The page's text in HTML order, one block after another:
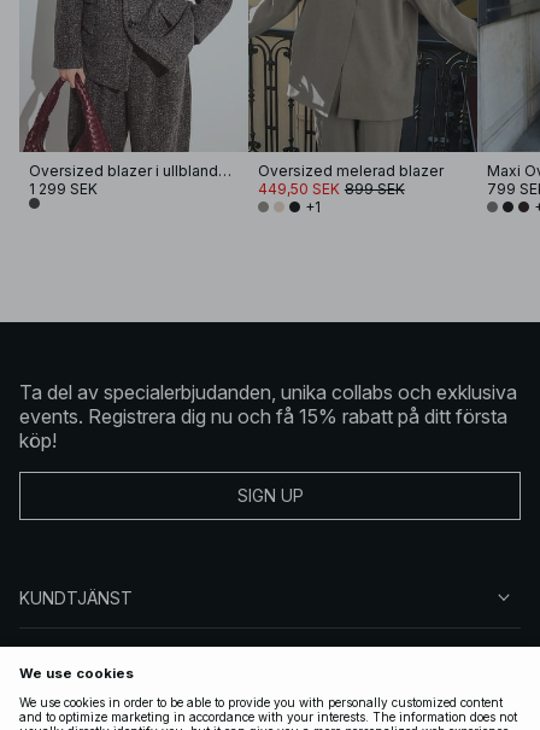
Oversized blazer i ullblandning
1 299 SEK
Oversized melerad blazer
449,50 SEK 899 SEK
+1
Maxi
799
Ta del av specialerbjudanden, unika collabs och exklusiva
events. Registrera dig nu och få 15% rabatt på ditt första
köp!
SIGN UP
KUNDTJÄNST
FÖLJ OSS